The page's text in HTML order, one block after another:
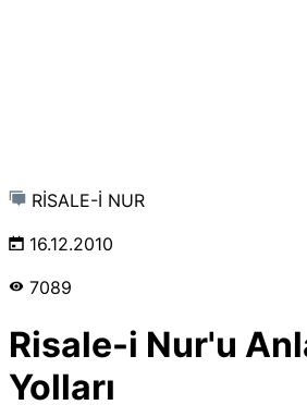
RİSALE-İ NUR
16.12.2010
7089
Risale-i Nur'u
Yolları